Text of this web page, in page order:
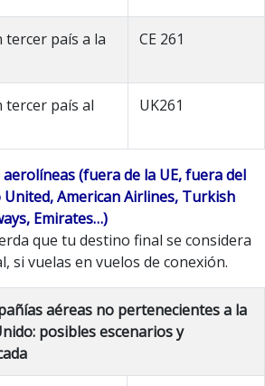
tercer país a la
CE 261
tercer país al
UK261
(fuera de la UE, fuera del
United, American Airlines, Turkish
Emirates…)
que tu destino final se considera
si vuelas en vuelos de conexión.
aéreas no pertenecientes a la
posibles escenarios y